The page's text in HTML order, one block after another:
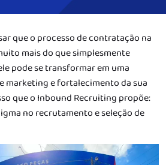
que o processo de contratação na
mais do que simplesmente
pode se transformar em uma
marketing e fortalecimento da sua
que o Inbound Recruiting propõe:
no recrutamento e seleção de